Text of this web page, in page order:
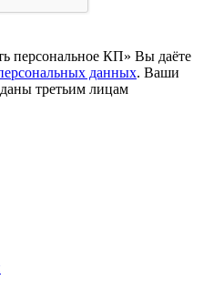
персональное КП» Вы даёте
данных. Ваши
третьим лицам